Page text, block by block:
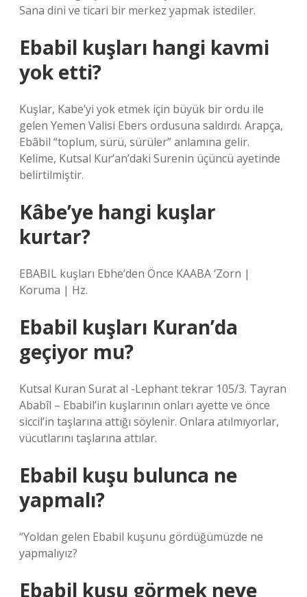
Sana dini ve ticari bir merkez yapmak istediler.
Ebabil kuşları hangi kavmi
yok etti?
Kuşlar, Kabe’yi yok etmek için büyük bir ordu ile
gelen Yemen Valisi Ebers ordusuna saldırdı. Arapça,
Ebâbil “toplum, sürü, sürüler” anlamına gelir.
Kelime, Kutsal Kur’an’daki Surenin üçüncü ayetinde
belirtilmiştir.
Kâbe’ye hangi kuşlar
kurtar?
EBABIL kuşları Ebhe’den Önce KAABA ‘Zorn |
Koruma | Hz.
Ebabil kuşları Kuran’da
geçiyor mu?
Kutsal Kuran Surat al -Lephant tekrar 105/3. Tayran
Ababîl – Ebabil’in kuşlarının onları ayette ve önce
siccil’in taşlarına attığı söylenir. Onlara atılmıyorlar,
vücutlarını taşlarına attılar.
Ebabil kuşu bulunca ne
yapmalı?
“Yoldan gelen Ebabil kuşunu gördüğümüzde ne
yapmalıyız?
Ebabil kuşu görmek neye